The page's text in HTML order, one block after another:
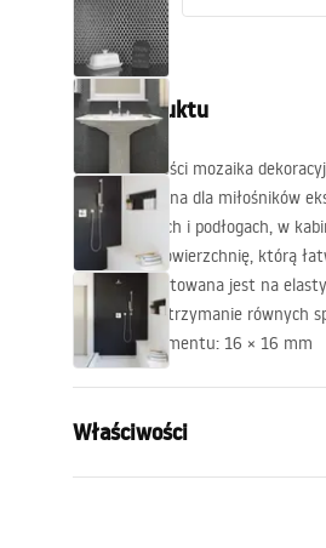
Kuchnia
Akcesoria i meble
Opis produktu
Wysokiej jakości mozaika
Zaprojektowana dla miłośników
się na ścianach i podłogach, w
efektowną powierzchnię, którą
Mozaika montowana jest na
układanie i utrzymanie równych
Wymiary segmentu: 16 × 16 mm
Właściwości